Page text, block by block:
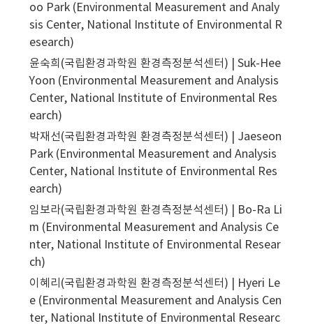
oo Park (Environmental Measurement and Analy
sis Center, National Institute of Environmental R
esearch)
윤숙희(국립환경과학원 환경측정분석센터) | Suk-Hee
Yoon (Environmental Measurement and Analysis
Center, National Institute of Environmental Res
earch)
박재선(국립환경과학원 환경측정분석센터) | Jaeseon
Park (Environmental Measurement and Analysis
Center, National Institute of Environmental Res
earch)
임보라(국립환경과학원 환경측정분석센터) | Bo-Ra Li
m (Environmental Measurement and Analysis Ce
nter, National Institute of Environmental Resear
ch)
이혜리(국립환경과학원 환경측정분석센터) | Hyeri Le
e (Environmental Measurement and Analysis Cen
ter, National Institute of Environmental Researc